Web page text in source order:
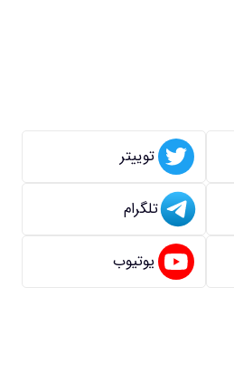
توییتر
تلگرام
یوتیوب